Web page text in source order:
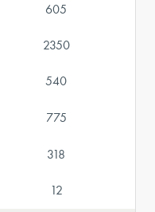
605
2350
540
775
318
12